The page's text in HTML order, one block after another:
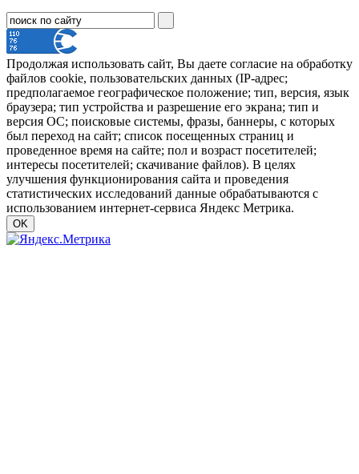
Продолжая использовать сайт, Вы даете согласие на обработку
файлов cookie, пользовательских данных (IP-адрес;
предполагаемое географическое положение; тип, версия, язык
браузера; тип устройства и разрешение его экрана; тип и
версия ОС; поисковые системы, фразы, баннеры, с которых
был переход на сайт; список посещенных страниц и
проведенное время на сайте; пол и возраст посетителей;
интересы посетителей; скачивание файлов). В целях
улучшения функционирования сайта и проведения
статистических исследований данные обрабатываются с
использованием интернет-сервиса Яндекс Метрика.
OK